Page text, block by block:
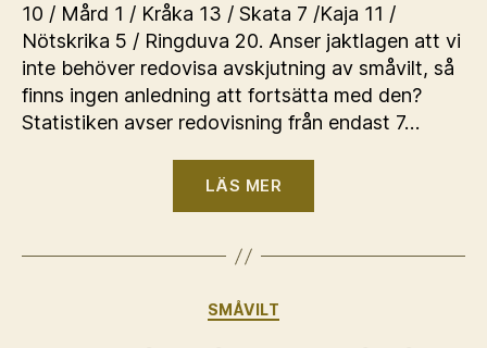
10 / Mård 1 / Kråka 13 / Skata 7 /Kaja 11 /
Nötskrika 5 / Ringduva 20. Anser jaktlagen att vi
inte behöver redovisa avskjutning av småvilt, så
finns ingen anledning att fortsätta med den?
Statistiken avser redovisning från endast 7…
LÄS MER
Kategorier
SMÅVILT